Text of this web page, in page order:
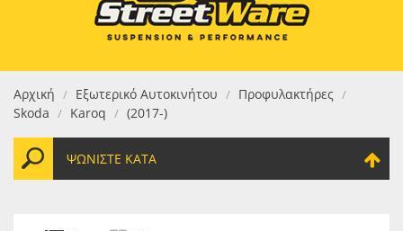
ΤΕΛΙΚΌ ΣΎΝΟΛΟ:0,00 €
Αρχική / Εξωτερικό Αυτοκινήτου / Προφυλακτήρες /
Skoda / Karoq / (2017-)
ΨΩΝΊΣΤΕ ΚΑΤΆ